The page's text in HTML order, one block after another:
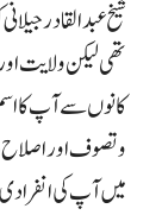
شیخ عبدالقادر
تھی لیکن ولایت
کانوں سے آپ کا
وتصوف اور اصلاح
میں آپ کی